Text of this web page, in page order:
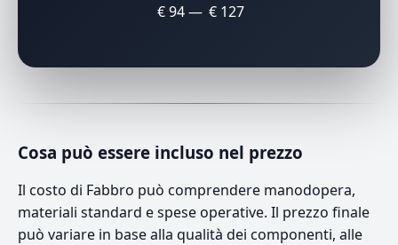
€ 94 — € 127
Cosa può essere incluso nel prezzo
Il costo di Fabbro può comprendere manodopera,
materiali standard e spese operative. Il prezzo finale
può variare in base alla qualità dei componenti, alle